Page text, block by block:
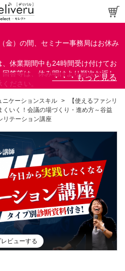
金）の間、セミナー事務局はお休み
休業期間中も24時間受け付けてお
答等は、休み明けより順次お返し
ださい。
ニケーションスキル >
【使えるファシリ
いく！会議の場づくり・進め方～谷益
リテーション講座
レビューする